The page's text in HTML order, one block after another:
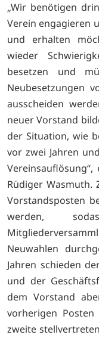
„Wir benötigen
Verein engagieren
und erhalten
wieder
besetzen und
Neubesetzungen
ausscheiden
neuer Vorstand
der Situation, wie
vor zwei Jahren
Rüdiger Wasmuth.
Vorstandsposten
werden,
Neuwahlen
Jahren schieden
und der
dem Vorstand
vorherigen
zweite